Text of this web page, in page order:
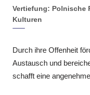
Vertiefung: Polnische
Kulturen
Durch ihre Offenheit
Austausch und
schafft eine